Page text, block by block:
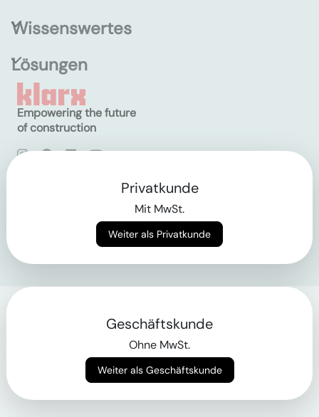
Wissenswertes
Lösungen
Empowering the future
of construction
Login
Privatkunde
Mit MwSt.
Weiter als Privatkunde
Geschäftskunde
Ohne MwSt.
Weiter als Geschäftskunde